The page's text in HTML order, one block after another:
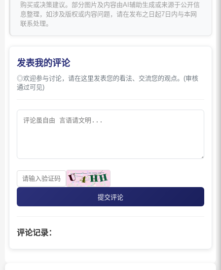
购买或决策建议。部分图片及内容由AI辅助生成或来源于公开信
息整理，如涉及版权或内容问题，请在发布之日起7日内与本网
联系处理。
发表我的评论
◎欢迎参与讨论，请在这里发表您的看法、交流您的观点。(审核
通过可见)
提交评论
评论记录：